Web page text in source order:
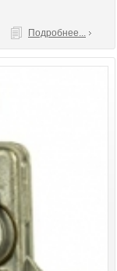
Подробнее...